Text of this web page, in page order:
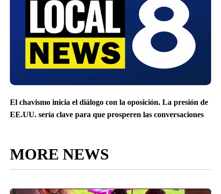
El chavismo inicia el diálogo con la oposición. La presión de
EE.UU. sería clave para que prosperen las conversaciones
MORE NEWS